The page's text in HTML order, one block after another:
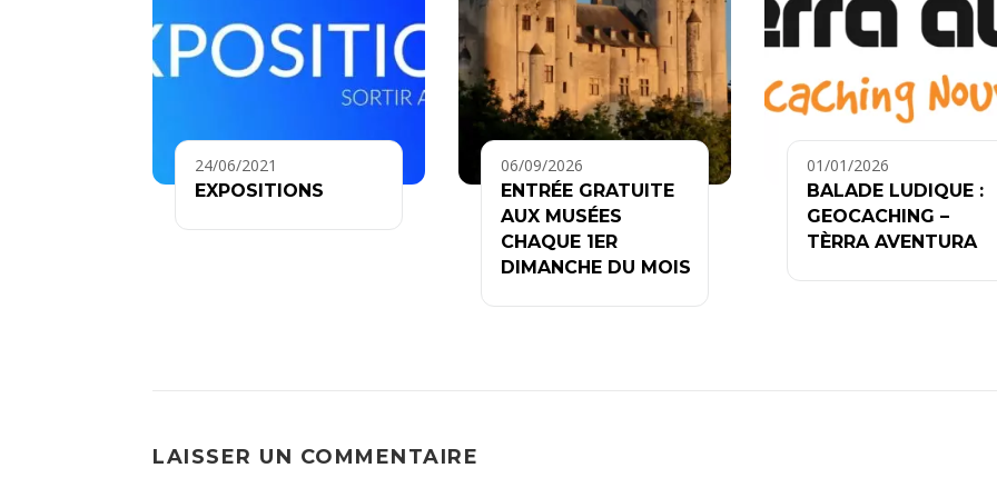
24/06/2021
EXPOSITIONS
06/09/2026
ENTRÉE GRATUITE
AUX MUSÉES
CHAQUE 1ER
DIMANCHE DU MOIS
01/01/2026
BALADE LUDIQUE :
GEOCACHING –
TÈRRA AVENTURA
LAISSER UN COMMENTAIRE